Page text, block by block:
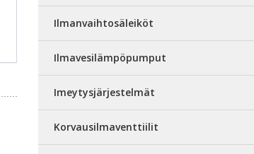
Ilmanvaihtosäleiköt
Ilmavesilämpöpumput
Imeytysjärjestelmät
Korvausilmaventtiilit